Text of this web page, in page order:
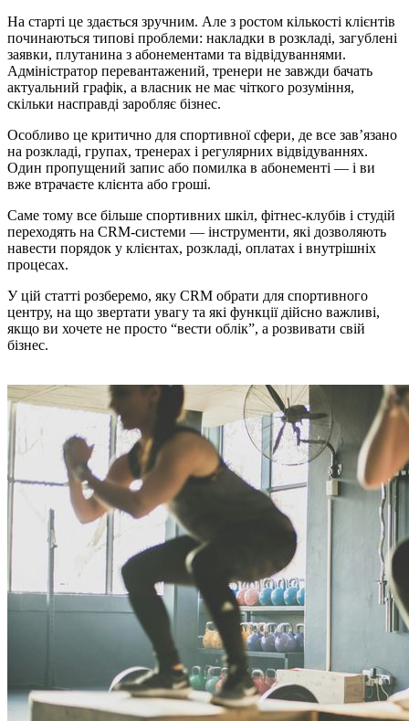
На старті це здається зручним. Але з ростом кількості клієнтів
починаються типові проблеми: накладки в розкладі, загублені
заявки, плутанина з абонементами та відвідуваннями.
Адміністратор перевантажений, тренери не завжди бачать
актуальний графік, а власник не має чіткого розуміння,
скільки насправді заробляє бізнес.
Особливо це критично для спортивної сфери, де все зав’язано
на розкладі, групах, тренерах і регулярних відвідуваннях.
Один пропущений запис або помилка в абонементі — і ви
вже втрачаєте клієнта або гроші.
Саме тому все більше спортивних шкіл, фітнес-клубів і студій
переходять на CRM-системи — інструменти, які дозволяють
навести порядок у клієнтах, розкладі, оплатах і внутрішніх
процесах.
У цій статті розберемо, яку CRM обрати для спортивного
центру, на що звертати увагу та які функції дійсно важливі,
якщо ви хочете не просто “вести облік”, а розвивати свій
бізнес.